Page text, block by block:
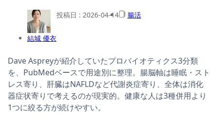
結城 優衣
投稿日 : 2026-04-14 腸活
Dave Aspreyが紹介していたプロバイオティクス3分類
を、PubMedベースで用途別に整理。腸脳軸は睡眠・スト
レス寄り、肝臓はNAFLDなど代謝炎症寄り、全体は消化
器症状寄りで考えるのが現実的。健康な人は3種併用より
1つに絞る方が続けやすい。